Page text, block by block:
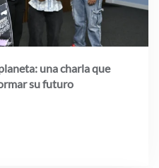
una charla que
su futuro